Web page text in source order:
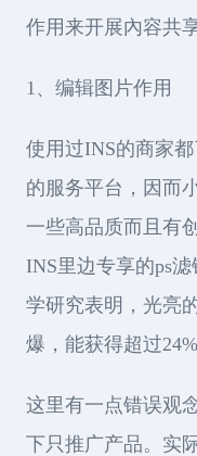
作用来开展內容共享
1、编辑图片作用
使用过INS的商家
的服务平台，因而
一些高品质而且有
INS里边专享的ps
学研究表明，光亮
爆，能获得超过24%
这里有一点错误观
下只推广产品。实